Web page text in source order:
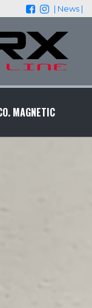
| News |
MAGNETIC